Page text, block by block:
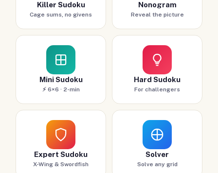
Killer Sudoku
Cage sums, no givens
Nonogram
Reveal the picture
Mini Sudoku
⚡ 6×6 · 2-min
Hard Sudoku
For challengers
Expert Sudoku
X-Wing & Swordfish
Solver
Solve any grid